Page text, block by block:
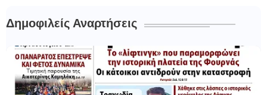
Δημοφιλείς Αναρτήσεις